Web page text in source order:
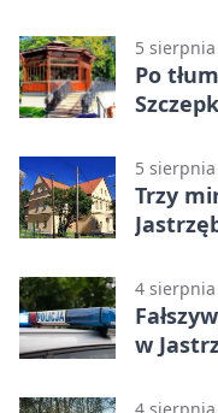
5
Po
5
Trzy
4
w